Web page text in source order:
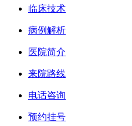
临床技术
病例解析
医院简介
来院路线
电话咨询
预约挂号